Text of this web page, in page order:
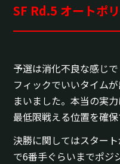
SF Rd.5 オートポ
予選は消化不良な感じ
フィックでいいタイム
まいました。本当の実
最低限戦える位置を確保
決勝に関してはスター
で6番手ぐらいまでポジ